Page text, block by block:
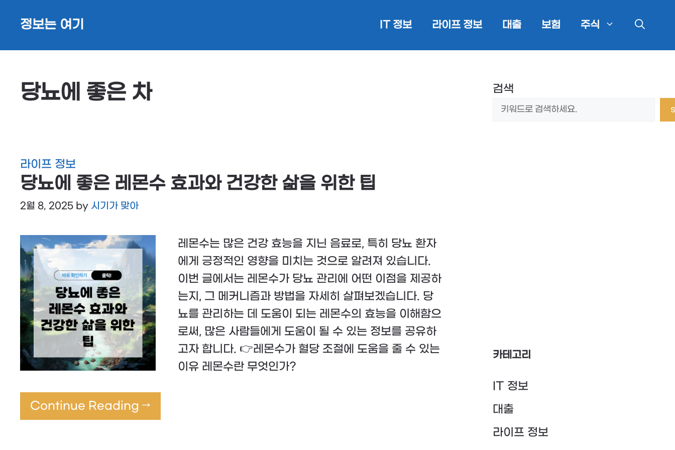
정보는 여기 IT 정보 라이프 정보 대출 보험 주식
당뇨에 좋은 차
라이프 정보
당뇨에 좋은 레몬수 효과와 건강한 삶을 위한 팁
2월 8, 2025 by 시기가 맞아
레몬수는 많은 건강 효능을 지닌 음료로, 특히 당뇨 환자
에게 긍정적인 영향을 미치는 것으로 알려져 있습니다.
이번 글에서는 레몬수가 당뇨 관리에 어떤 이점을 제공하
는지, 그 메커니즘과 방법을 자세히 살펴보겠습니다. 당
뇨를 관리하는 데 도움이 되는 레몬수의 효능을 이해함으
로써, 많은 사람들에게 도움이 될 수 있는 정보를 공유하
고자 합니다. 👉레몬수가 혈당 조절에 도움을 줄 수 있는
이유 레몬수란 무엇인가?
Continue Reading →
검색
카테고리
IT 정보
대출
라이프 정보